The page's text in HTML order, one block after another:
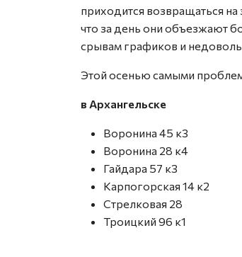
приходится возвращаться
что за день они объезжают
срывам графиков и
Этой осенью самыми
в Архангельске
⁠Воронина 45 к3
⁠Воронина 28 к4
Гайдара 57 к3
Карпогорская 14 к2
Стрелковая 28
⁠Троицкий 96 к1